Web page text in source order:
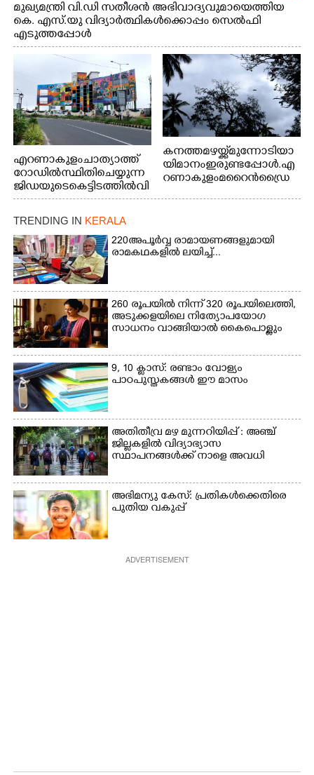
മുഖ്യമന്ത്രി വി.ഡി സതീശൻ അഭിവാദ്യവുമായെത്തിയ
കെ. എസ്.യു വിദ്യാർത്ഥികൾക്കൊപ്പം സെൽഫി
എടുത്തപ്പോൾ
എറണാകുളം ചാത്യാത്ത്
റോഡിൽ സ്ഥിതി ചെയ്യുന്ന
ജിഡയുടെ കെട്ടിടത്തിൽ വി
വിധ മേഖലകളിൽ പ്രാഗ
ത്ഭ്യം തെളിയിച്ച സ്ത്രീകളു
ടെ ചിത്രങ്ങൾ
ചുവരിൽ പതിപ്പിച്ചപ്പോൾ
കനത്ത മഴയ്ക്ക് മുന്നോടിയാ
യി മാനം ഇരുണ്ടപ്പോൾ. എ
റണാകുളം മറൈൻഡ്രൈ
TRENDING IN KERALA
220 അപൂർവ്വ രാമായണങ്ങളുമായി
രാമകഥകളിൽ ലയിച്ച്...
260 രൂപയിൽ നിന്ന് 320 രൂപയിലെത്തി,
അടുക്കളയിലെ നിത്യോപയോഗ
സാധനം വാങ്ങിയാൽ കൈപൊള്ളും
9, 10 ക്ലാസ്: രണ്ടാം വോള്യം
പാഠപുസ്തകങ്ങൾ ഈ മാസം
അതിതീവ്ര മഴ മുന്നറിയിപ്പ് : അഞ്ച്
ജില്ലകളിൽ വിദ്യാഭ്യാസ
സ്ഥാപനങ്ങൾക്ക് നാളെ അവധി
അഭിമന്യു കേസ്: പ്രതികൾക്കെതിരെ
പുതിയ വകുപ്പ്
ADVERTISEMENT